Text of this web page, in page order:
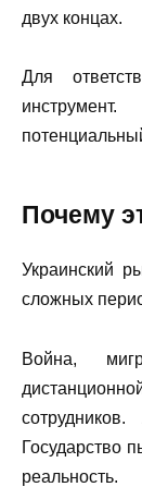
двух концах.
Для
Почему
Украинский
сложных
Война,
Государство
реальность.